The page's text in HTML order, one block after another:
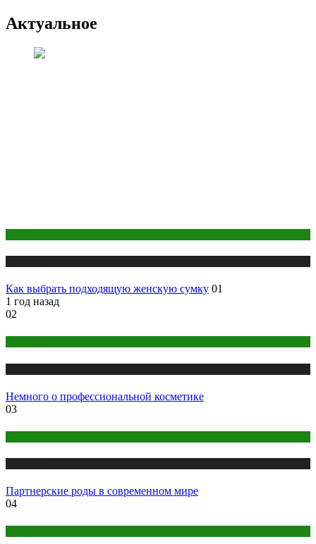
Актуальное
Как выбрать подходящую женскую сумку 01
1 год назад
02
Немного о профессиональной косметике
03
Партнерские роды в современном мире
04